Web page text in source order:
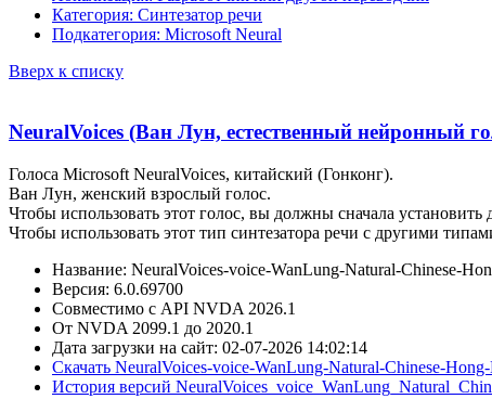
Категория: Синтезатор речи
Подкатегория: Microsoft Neural
Вверх к списку
NeuralVoices (Ван Лун, естественный нейронный
Голоса Microsoft NeuralVoices, китайский (Гонконг).
Ван Лун, женский взрослый голос.
Чтобы использовать этот голос, вы должны сначала установить
Чтобы использовать этот тип синтезатора речи с другими
Название: NeuralVoices-voice-WanLung-Natural-Chinese-
Версия: 6.0.69700
Совместимо с API NVDA 2026.1
От NVDA 2099.1 до 2020.1
Дата загрузки на сайт: 02-07-2026 14:02:14
Скачать NeuralVoices-voice-WanLung-Natural-Chinese-
История версий